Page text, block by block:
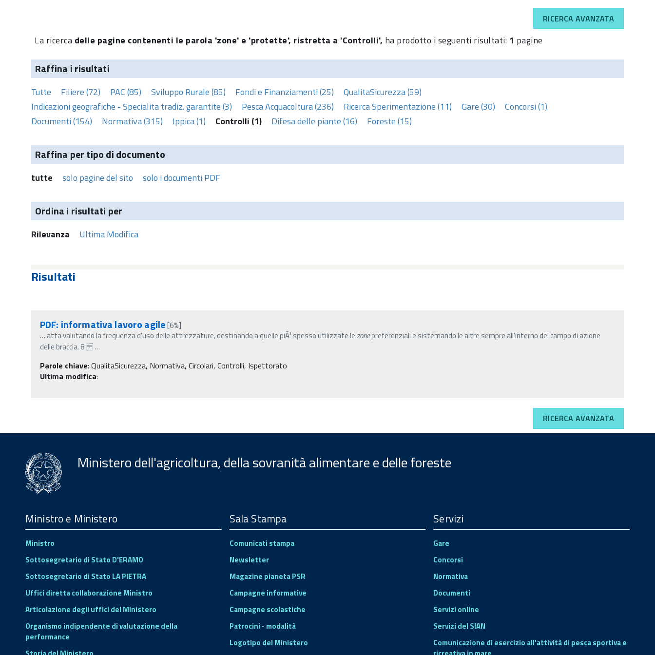
RICERCA AVANZATA
La ricerca delle pagine contenenti le parola 'zone' e 'protette', ristretta a 'Controlli', ha prodotto i seguenti risultati: 1 pagine
Raffina i risultati
Tutte Filiere (72) PAC (85) Sviluppo Rurale (85) Fondi e Finanziamenti (25)
QualitaSicurezza (59)
Indicazioni geografiche - Specialita tradiz. garantite (3)
Pesca Acquacoltura (236) Ricerca Sperimentazione (11) Gare (30)
Concorsi (1)
Documenti (154)
Normativa (315) Ippica (1) Controlli (1) Difesa delle piante (16) Foreste (15)
Raffina per tipo di documento
tutte solo pagine del sito solo i documenti PDF
Ordina i risultati per
Rilevanza Ultima Modifica
Risultati
PDF: informativa lavoro agile[6%]
… atta valutando la frequenza d'uso delle attrezzature, destinando a quelle piÃ¹ spesso utilizzate lezonepreferenziali e sistemando le altre sempre all'interno del campo di azione
delle braccia. 8…
Parole chiave: QualitaSicurezza, Normativa, Circolari, Controlli, Ispettorato
Ultima modifica:
RICERCA AVANZATA
Ministero dell'agricoltura, della sovranità alimentare e delle foreste
Menu
Footer
Ministro e Ministero
Ministro
Sottosegretario di Stato D'ERAMO
Sottosegretario di Stato LA PIETRA
Uffici diretta collaborazione Ministro
Articolazione degli uffici del Ministero
Organismo indipendente di valutazione della
performance
Sala Stampa
Comunicati stampa
Newsletter
Magazine pianeta PSR
Campagne informative
Campagne scolastiche
Patrocini - modalità
Logotipo del Ministero
Servizi
Gare
Concorsi
Normativa
Documenti
Servizi online
Servizi del SIAN
Comunicazione di esercizio all'attività di pesca sportiva e